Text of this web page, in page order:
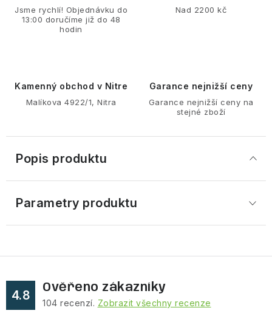
Jsme rychlí! Objednávku do
13:00 doručíme již do 48
hodin
Nad 2200 kč
Kamenný obchod v Nitre
Malíkova 4922/1, Nitra
Garance nejnižší ceny
Garance nejnižší ceny na
stejné zboží
Popis produktu
Parametry produktu
4.8
Ověřeno zákazníky
104 recenzí. Zobrazit všechny recenze